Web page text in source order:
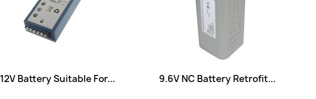
12V Battery Suitable For... 9.6V NC Battery Retrofit...